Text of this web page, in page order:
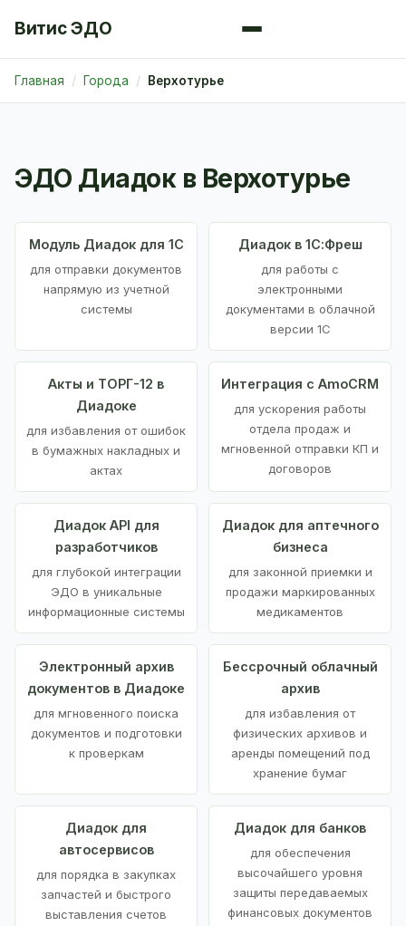
Витис ЭДО
Главная Города Верхотурье
ЭДО Диадок в Верхотурье
Модуль Диадок для 1С
для отправки документов
напрямую из учетной
системы
Диадок в 1С:Фреш
для работы с
электронными
документами в облачной
версии 1С
Акты и ТОРГ-12 в
Диадоке
для избавления от ошибок
в бумажных накладных и
актах
Интеграция с AmoCRM
для ускорения работы
отдела продаж и
мгновенной отправки КП и
договоров
Диадок API для
разработчиков
для глубокой интеграции
ЭДО в уникальные
информационные системы
Диадок для аптечного
бизнеса
для законной приемки и
продажи маркированных
медикаментов
Электронный архив
документов в Диадоке
для мгновенного поиска
документов и подготовки
к проверкам
Бессрочный облачный
архив
для избавления от
физических архивов и
аренды помещений под
хранение бумаг
Диадок для
автосервисов
для порядка в закупках
запчастей и быстрого
выставления счетов
Диадок для банков
для обеспечения
высочайшего уровня
защиты передаваемых
финансовых документов